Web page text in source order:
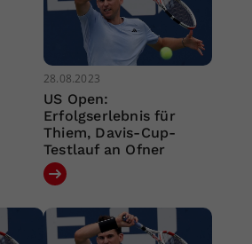
28.08.2023
US Open:
Erfolgserlebnis für
Thiem, Davis-Cup-
Testlauf an Ofner